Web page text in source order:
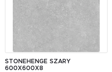
STONEHENGE SZARY
600X600X8